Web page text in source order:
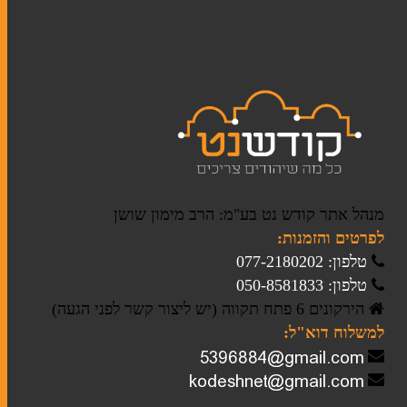
מנהל אתר קודש נט בע"מ: הרב מימון שושן
לפרטים והזמנות:
טלפון: 077-2180202
טלפון: 050-8581833
הירקונים 6 פתח תקווה (יש ליצור קשר לפני הגעה)
למשלוח דוא"ל:
חתונה
מזכרות לאירועים
חנוכה
סוגי טליתות
תיקים לטלית ולתפילין